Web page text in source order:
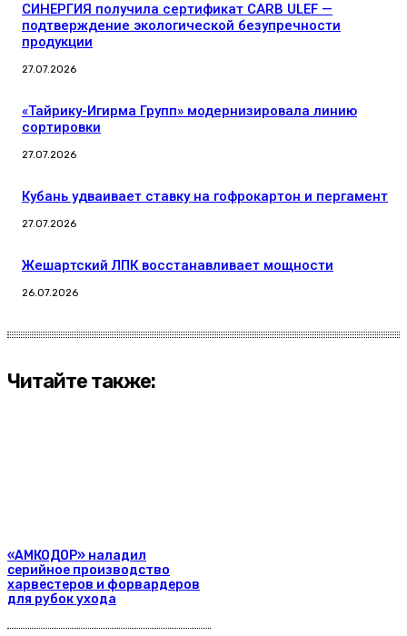
СИНЕРГИЯ получила сертификат CARB ULEF —
подтверждение экологической безупречности
продукции
27.07.2026
«Тайрику-Игирма Групп» модернизировала линию
сортировки
27.07.2026
Кубань удваивает ставку на гофрокартон и пергамент
27.07.2026
Жешартский ЛПК восстанавливает мощности
26.07.2026
Читайте также:
«АМКОДОР» наладил
серийное производство
харвестеров и форвардеров
для рубок ухода